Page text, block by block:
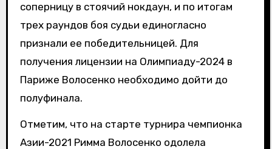
соперницу в стоячий нокдаун, и по итогам
трех раундов боя судьи единогласно
признали ее победительницей. Для
получения лицензии на Олимпиаду-2024 в
Париже Волосенко необходимо дойти до
полуфинала.
Отметим, что на старте турнира чемпионка
Азии-2021 Римма Волосенко одолела